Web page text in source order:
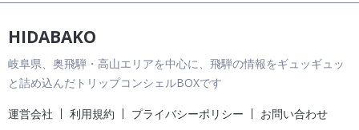
HIDABAKO
岐阜県、奥飛騨・高山エリアを中心に、飛騨の情報をギュッギュッ
と詰め込んだトリップコンシェルBOXです
運営会社 利用規約 プライバシーポリシー お問い合わせ